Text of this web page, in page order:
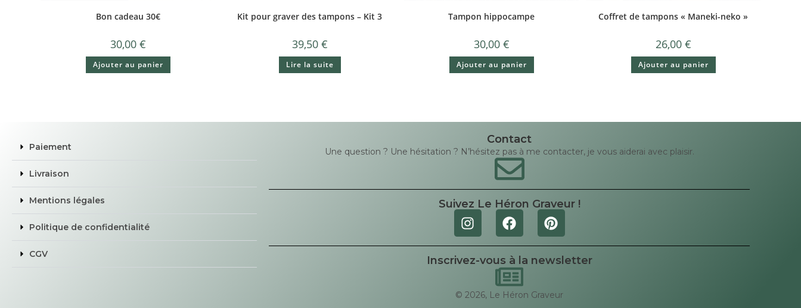
Bon cadeau 30€
30,00 €
Ajouter au panier
Kit pour graver des tampons – Kit 3
39,50 €
Lire la suite
Tampon hippocampe
30,00 €
Ajouter au panier
Coffret de tampons « Maneki-neko »
26,00 €
Ajouter au panier
Paiement
Livraison
Mentions légales
Politique de confidentialité
CGV
Contact
Une question ? Une hésitation ? N’hésitez pas à me contacter, je vous aiderai avec plaisir.
Suivez Le Héron Graveur !
Inscrivez-vous à la newsletter
© 2026, Le Héron Graveur